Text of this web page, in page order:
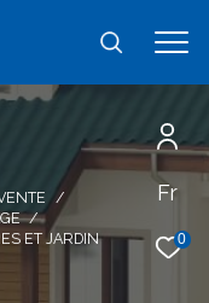
Fr
0
ET JARDIN
à vos